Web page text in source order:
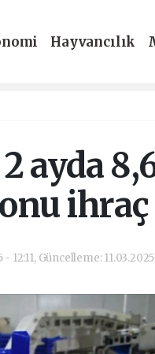
Hayvancılık
ayda
12:11, Güncelleme: 11.03.2025